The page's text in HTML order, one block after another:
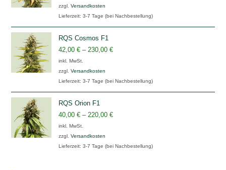
zzgl.Versandkosten
Lieferzeit:3-7 Tage (bei Nachbestellung)
RQS Cosmos F1
42,00€ –230,00€
inkl. MwSt.
zzgl.Versandkosten
Lieferzeit:3-7 Tage (bei Nachbestellung)
RQS Orion F1
40,00€ –220,00€
inkl. MwSt.
zzgl.Versandkosten
Lieferzeit:3-7 Tage (bei Nachbestellung)